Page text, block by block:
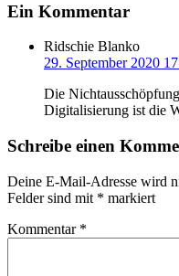
Ein Kommentar
Ridschie Blanko
29. September 2020
Die
Digitalisierung ist die
Schreibe einen
Deine E-Mail-Adresse wird
Felder sind mit * markiert
Kommentar *